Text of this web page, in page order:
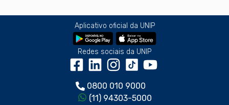
Aplicativo oficial da UNIP
Redes sociais da UNIP
0800 010 9000
(11) 94303-5000